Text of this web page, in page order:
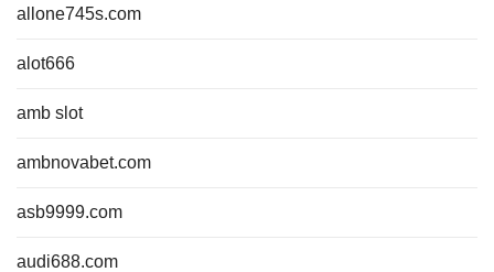
allone745s.com
alot666
amb slot
ambnovabet.com
asb9999.com
audi688.com